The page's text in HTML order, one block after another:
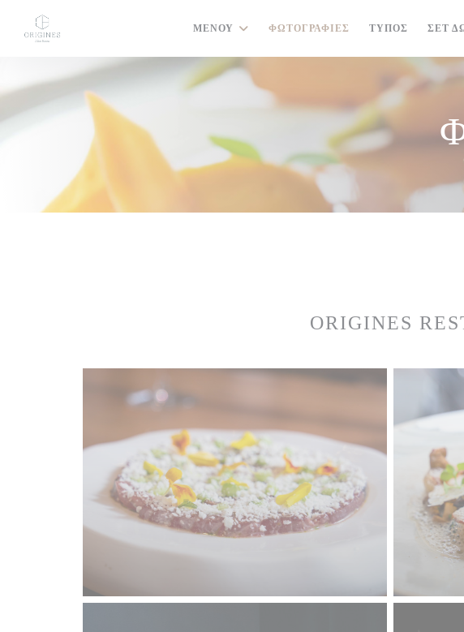
ΜΕΝΟΎ ΦΩΤΟΓΡΑΦΊΕΣ ΤΎΠΟΣ ΣΕΤ
ORIGINES